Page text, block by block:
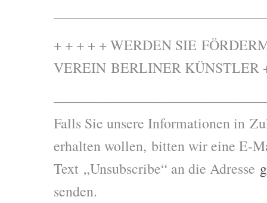
+ + + + + WERDEN SIE
VEREIN BERLINER KÜNSTLER
Falls Sie unsere Informationen in
erhalten wollen, bitten wir eine E-
Text „Unsubscribe“ an die Adresse
senden.